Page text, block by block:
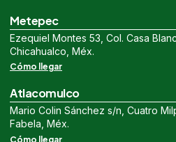
Metepec
Ezequiel Montes 53, Col. Casa
Chicahualco, Méx.
Cómo llegar
Atlacomulco
Mario Colin Sánchez s/n, Cuatro
Fabela, Méx.
Cómo llegar